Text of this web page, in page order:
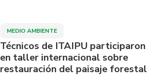
MEDIO AMBIENTE
Técnicos de ITAIPU participaron
en taller internacional sobre
restauración del paisaje forestal